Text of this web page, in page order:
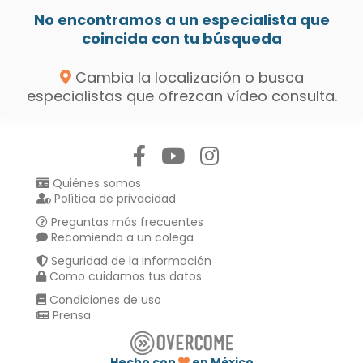
No encontramos a un especialista que
coincida con tu búsqueda
Cambia la localización o busca
especialistas que ofrezcan vídeo consulta.
Quiénes somos
Política de privacidad
Preguntas más frecuentes
Recomienda a un colega
Seguridad de la información
Como cuidamos tus datos
Condiciones de uso
Prensa